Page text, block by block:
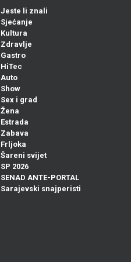
Jeste li znali
Sjećanje
Kultura
Zdravlje
Gastro
HiTec
Auto
Show
Sex i grad
Žena
Estrada
Zabava
Frljoka
Šareni svijet
SP 2026
SENAD ANTE-PORTAL
Sarajevski snajperisti